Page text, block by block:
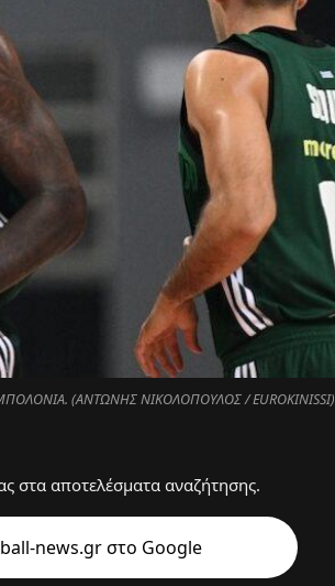
(ΑΝΤΩΝΗΣ ΝΙΚΟΛΟΠΟΥΛΟΣ / EUROKINISSI)
στα αποτελέσματα αναζήτησης.
news.gr στo Google